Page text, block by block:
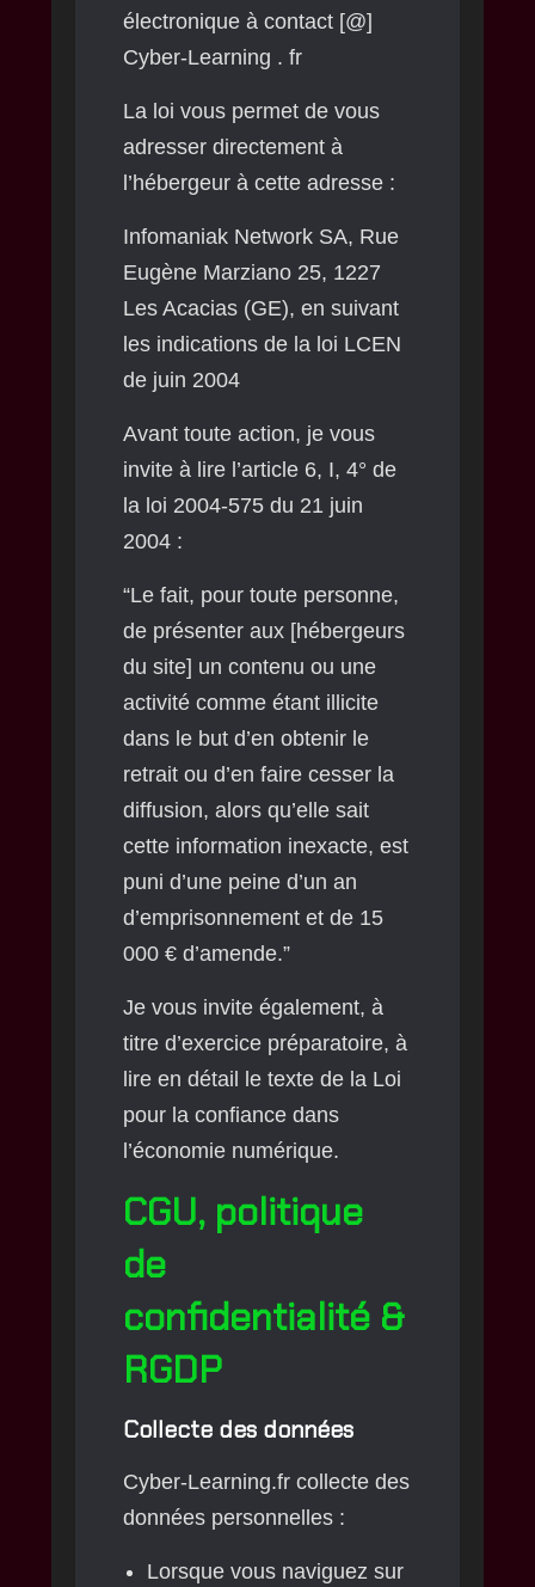
électronique à contact [@]
Cyber-Learning . fr
La loi vous permet de vous
adresser directement à
l’hébergeur à cette adresse :
Infomaniak Network SA, Rue
Eugène Marziano 25, 1227
Les Acacias (GE), en suivant
les indications de la loi LCEN
de juin 2004
Avant toute action, je vous
invite à lire l’article 6, I, 4° de
la loi 2004-575 du 21 juin
2004 :
“Le fait, pour toute personne,
de présenter aux [hébergeurs
du site] un contenu ou une
activité comme étant illicite
dans le but d’en obtenir le
retrait ou d’en faire cesser la
diffusion, alors qu’elle sait
cette information inexacte, est
puni d’une peine d’un an
d’emprisonnement et de 15
000 € d’amende.”
Je vous invite également, à
titre d’exercice préparatoire, à
lire en détail le texte de la Loi
pour la confiance dans
l’économie numérique.
CGU, politique
de
confidentialité &
RGDP
Collecte des données
Cyber-Learning.fr collecte des
données personnelles :
Lorsque vous naviguez sur